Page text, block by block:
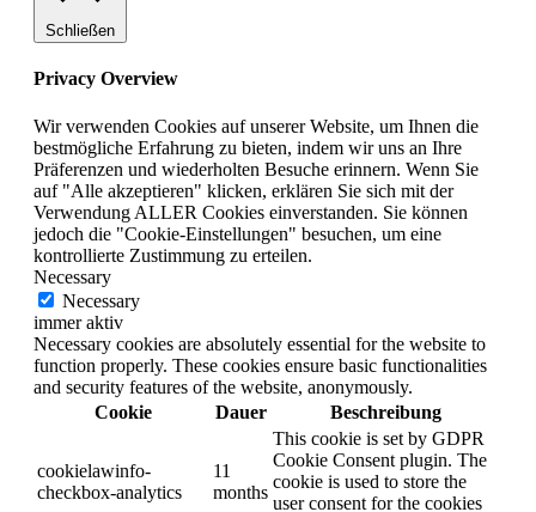
Schließen
Privacy Overview
Wir verwenden Cookies auf unserer Website, um Ihnen die
bestmögliche Erfahrung zu bieten, indem wir uns an Ihre
Präferenzen und wiederholten Besuche erinnern. Wenn Sie
auf "Alle akzeptieren" klicken, erklären Sie sich mit der
Verwendung ALLER Cookies einverstanden. Sie können
jedoch die "Cookie-Einstellungen" besuchen, um eine
kontrollierte Zustimmung zu erteilen.
Necessary
Necessary
immer aktiv
Necessary cookies are absolutely essential for the website to
function properly. These cookies ensure basic functionalities
and security features of the website, anonymously.
Cookie
Dauer Beschreibung
cookielawinfo-
checkbox-analytics
11
months
This cookie is set by GDPR
Cookie Consent plugin. The
cookie is used to store the
user consent for the cookies